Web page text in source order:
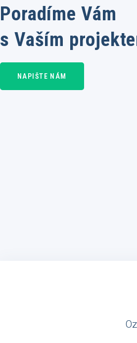
Poradíme Vám
s Vaším
NAPIŠTE NÁM